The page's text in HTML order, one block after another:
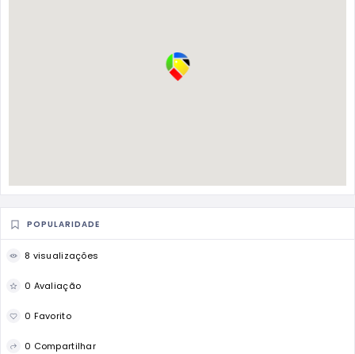
POPULARIDADE
8 visualizações
0 Avaliação
0 Favorito
0 Compartilhar